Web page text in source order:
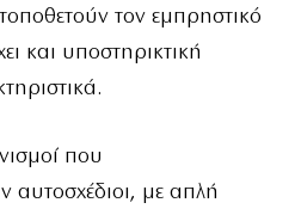
τον εμπρηστικό
και υποστηρικτική
που
αυτοσχέδιοι, με απλή